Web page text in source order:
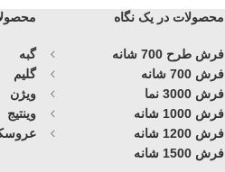
محصولات در یک نگاه
فرش طرح 700 شانه
فرش 700 شانه
فرش 3000 نما
فرش 1000 شانه
فرش 1200 شانه
فرش 1500 شانه
گبه
گلیم
ویژن
وینتیج